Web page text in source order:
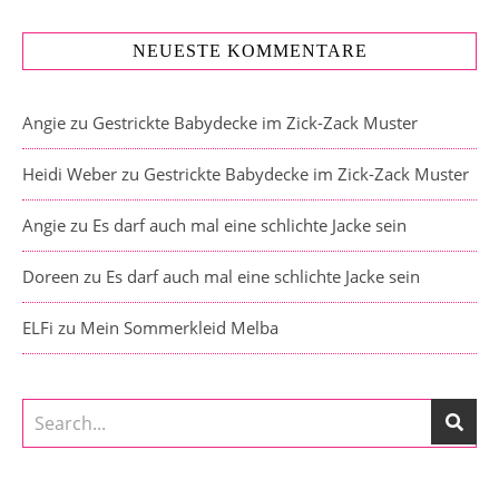
NEUESTE KOMMENTARE
Angie zu Gestrickte Babydecke im Zick-Zack Muster
Heidi Weber zu Gestrickte Babydecke im Zick-Zack Muster
Angie zu Es darf auch mal eine schlichte Jacke sein
Doreen zu Es darf auch mal eine schlichte Jacke sein
ELFi zu Mein Sommerkleid Melba